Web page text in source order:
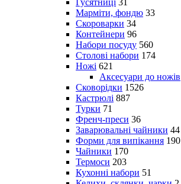
Гусятниці 31
Марміти, фондю 33
Скороварки 34
Контейнери 96
Набори посуду 560
Столові набори 174
Ножі 621
Аксесуари до ножів
Сковорідки 1526
Кастрюлі 887
Турки 71
Френч-преси 36
Заварювальні чайники 44
Форми для випікання 190
Чайники 170
Термоси 203
Кухонні набори 51